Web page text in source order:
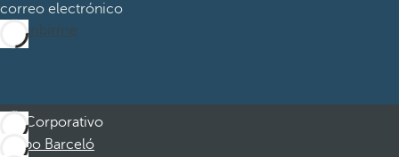
correo electrónico
Suscribirme
Corporativo
Grupo Barceló